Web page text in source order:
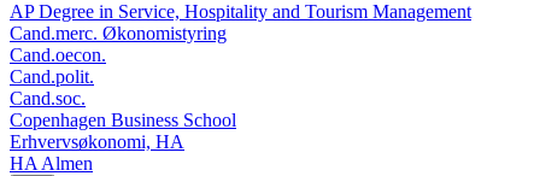
AP Degree in Service, Hospitality and Tourism Management
Cand.merc. Økonomistyring
Cand.oecon.
Cand.polit.
Cand.soc.
Copenhagen Business School
Erhvervsøkonomi, HA
HA Almen